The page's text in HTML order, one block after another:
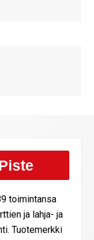
toimintansa
ja lahja- ja
Tuotemerkki